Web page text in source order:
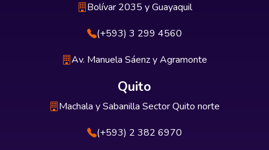
Bolívar 2035 y Guayaquil
(+593) 3 299 4560
Av. Manuela Sáenz y Agramonte
Quito
Machala y Sabanilla Sector Quito norte
(+593) 2 382 6970